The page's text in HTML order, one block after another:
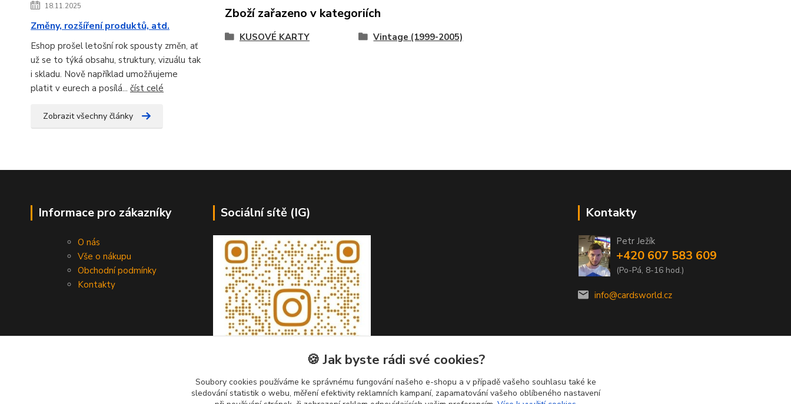
18.11.2025
Změny, rozšíření produktů, atd.
Eshop prošel letošní rok spousty změn, ať
už se to týká obsahu, struktury, vizuálu tak
i skladu. Nově například umožňujeme
platit v eurech a posílá... číst celé
Zobrazit všechny články
Zboží zařazeno v kategoriích
KUSOVÉ KARTY Vintage (1999-2005)
Informace pro zákazníky
O nás
Vše o nákupu
Obchodní podmínky
Kontakty
Sociální sítě (IG) Kontakty
Petr Ježík
+420 607 583 609
(Po-Pá, 8-16 hod.)
info@cardsworld.cz
🍪 Jak byste rádi své cookies?
Soubory cookies používáme ke správnému fungování našeho e-shopu a v případě vašeho souhlasu také ke
sledování statistik o webu, měření efektivity reklamních kampaní, zapamatování vašeho oblíbeného nastavení